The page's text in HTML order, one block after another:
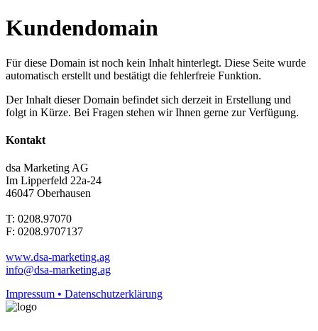
Kundendomain
Für diese Domain ist noch kein Inhalt hinterlegt. Diese Seite wurde
automatisch erstellt und bestätigt die fehlerfreie Funktion.
Der Inhalt dieser Domain befindet sich derzeit in Erstellung und
folgt in Kürze. Bei Fragen stehen wir Ihnen gerne zur Verfügung.
Kontakt
dsa Marketing AG
Im Lipperfeld 22a-24
46047 Oberhausen
T: 0208.97070
F: 0208.9707137
www.dsa-marketing.ag
info@dsa-marketing.ag
Impressum • Datenschutzerklärung